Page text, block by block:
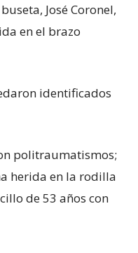
José Coronel,
en el brazo
identificados
politraumatismos;
herida en la rodilla
de 53 años con